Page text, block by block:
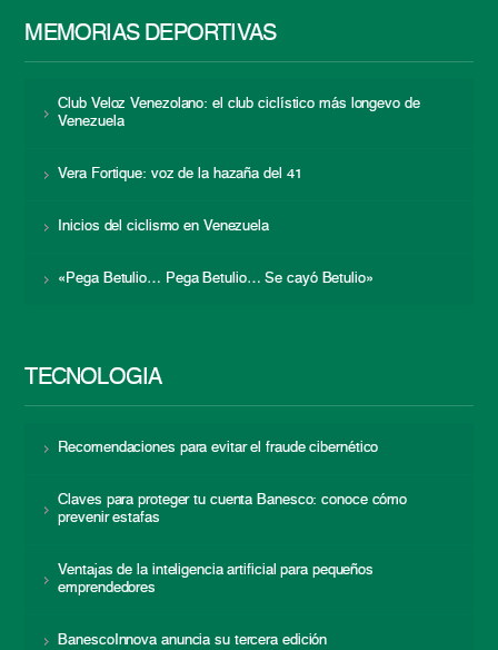
MEMORIAS DEPORTIVAS
Club Veloz Venezolano: el club ciclístico más longevo de
Venezuela
Vera Fortique: voz de la hazaña del 41
Inicios del ciclismo en Venezuela
«Pega Betulio… Pega Betulio… Se cayó Betulio»
TECNOLOGÍA
Recomendaciones para evitar el fraude cibernético
Claves para proteger tu cuenta Banesco: conoce cómo
prevenir estafas
Ventajas de la inteligencia artificial para pequeños
emprendedores
BanescoInnova anuncia su tercera edición